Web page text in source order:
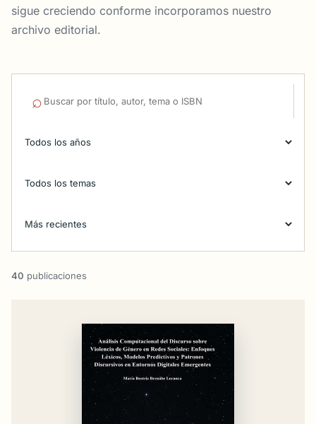
sigue creciendo conforme incorporamos nuestro
archivo editorial.
⌕
40 publicaciones